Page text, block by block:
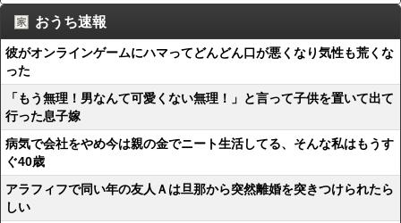
おうち速報
彼がオンラインゲームにハマってどんどん口が悪くなり気性も荒くな
った
「もう無理！男なんて可愛くない無理！」と言って子供を置いて出て
行った息子嫁
病気で会社をやめ今は親の金でニート生活してる、そんな私はもうす
ぐ40歳
アラフィフで同い年の友人Ａは旦那から突然離婚を突きつけられたら
しい